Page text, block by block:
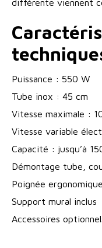
différente viennent
Puissance : 550 W
Tube inox : 45 cm
Vitesse maximale :
Vitesse variable
Capacité : jusqu’à
Démontage tube,
Poignée ergonomique
Support mural inclus
Accessoires